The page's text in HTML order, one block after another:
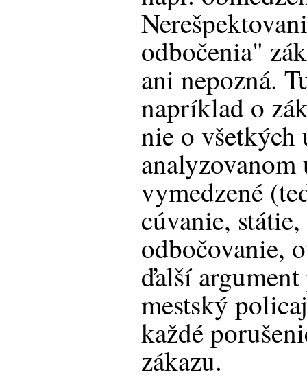
odbočenia"
ani nepozná.
napríklad o
nie o všetkých
analyzovanom
vymedzené
cúvanie,
odbočovanie,
ďalší
mestský
každé
zákazu.